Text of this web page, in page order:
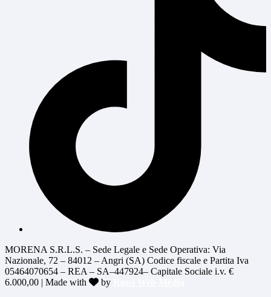
MORENA S.R.L.S. – Sede Legale e Sede Operativa: Via
Nazionale, 72 – 84012 – Angri (SA) Codice fiscale e Partita Iva
05464070654 – REA – SA–447924– Capitale Sociale i.v. €
6.000,00 | Made with
by